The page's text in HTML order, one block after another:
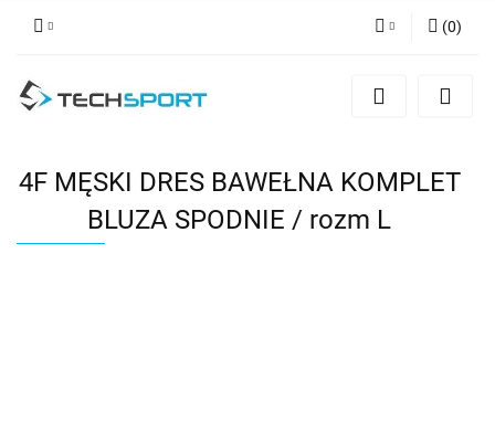
Zaloguj się
(0)
4F MĘSKI DRES BAWEŁNA KOMPLET
BLUZA SPODNIE / rozm L